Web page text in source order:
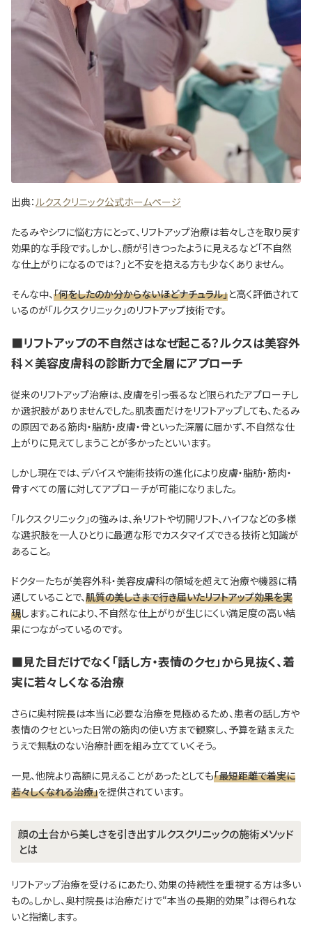
出典：ルクスクリニック公式ホームページ
たるみやシワに悩む方にとって、リフトアップ治療は若々しさを取り戻す
効果的な手段です。しかし、顔が引きつったように見えるなど「不自然
な仕上がりになるのでは？」と不安を抱える方も少なくありません。
そんな中、「何をしたのか分からないほどナチュラル」と高く評価されて
いるのが「ルクスクリニック」のリフトアップ技術です。
■リフトアップの不自然さはなぜ起こる？ルクスは美容外
科×美容皮膚科の診断力で全層にアプローチ
従来のリフトアップ治療は、皮膚を引っ張るなど限られたアプローチし
か選択肢がありませんでした。肌表面だけをリフトアップしても、たるみ
の原因である筋肉・脂肪・皮膚・骨といった深層に届かず、不自然な仕
上がりに見えてしまうことが多かったといいます。
しかし現在では、デバイスや施術技術の進化により皮膚・脂肪・筋肉・
骨すべての層に対してアプローチが可能になりました。
「ルクスクリニック」の強みは、糸リフトや切開リフト、ハイフなどの多様
な選択肢を一人ひとりに最適な形でカスタマイズできる技術と知識が
あること。
ドクターたちが美容外科・美容皮膚科の領域を超えて治療や機器に精
通していることで、肌質の美しさまで行き届いたリフトアップ効果を実
現します。これにより、不自然な仕上がりが生じにくい満足度の高い結
果につながっているのです。
■見た目だけでなく「話し方・表情のクセ」から見抜く、着
実に若々しくなる治療
さらに奥村院長は本当に必要な治療を見極めるため、患者の話し方や
表情のクセといった日常の筋肉の使い方まで観察し、予算を踏まえた
うえで無駄のない治療計画を組み立てていくそう。
一見、他院より高額に見えることがあったとしても「最短距離で着実に
若々しくなれる治療」を提供されています。
顔の土台から美しさを引き出すルクスクリニックの施術メソッド
とは
リフトアップ治療を受けるにあたり、効果の持続性を重視する方は多い
もの。しかし、奥村院長は治療だけで“本当の長期的効果”は得られな
いと指摘します。